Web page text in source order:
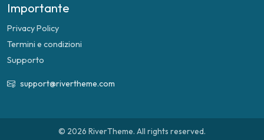
Importante
Privacy Policy
Termini e condizioni
Supporto
support@rivertheme.com
© 2026 RiverTheme. All rights reserved.